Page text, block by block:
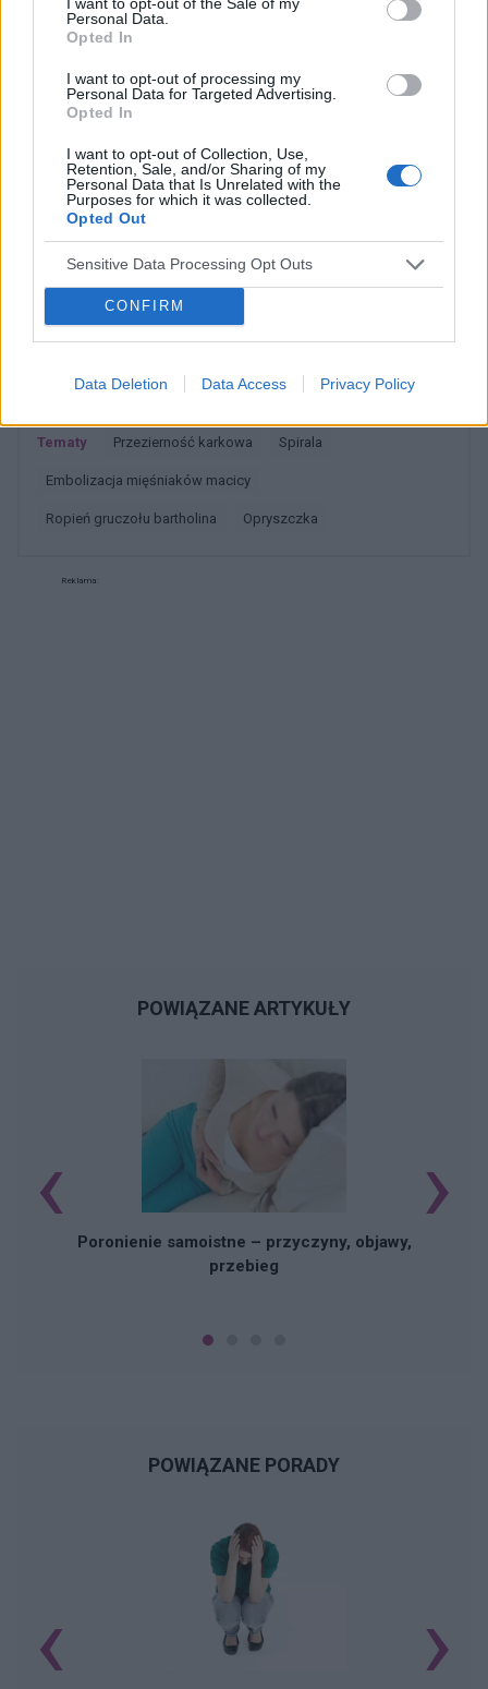
Personal Data.
Opted In
I want to opt-out of processing my
Personal Data for Targeted Advertising.
Opted In
I want to opt-out of Collection, Use,
Retention, Sale, and/or Sharing of my
Personal Data that Is Unrelated with the
Purposes for which it was collected.
Opted Out
Sensitive Data Processing Opt Outs
CONFIRM
Data Deletion Data Access Privacy Policy
Forum:Dla nastolatek
Osocze bogatoplytkowe
Cześć, Z różnymi infekcjami intymnymi
zmagałam sie prawie dwa lata. Po długich
leczeniach udało mi sie z tego wyjść. Jednakze
problem pozostał, czuję ciągły dyskomfort oraz
mam zaczerwienienia w bruzdach między
wargowych. Posiewy są czyste. Lekarka
bogatoplytkowe w te miejsca. Może któraś z
nim wiecej sie wypowiedzieć. Będę wdzięczna
Forum:Ginekologia - forum dla rodziny i
Tematy przezierność karkowa spirala
embolizacja mięśniaków macicy
ropień gruczołu bartholina opryszczka
Reklama:
POWIĄZANE ARTYKUŁY
Poronienie samoistne – przyczyny, objawy,
przebieg
‹ ›
POWIĄZANE PORADY
‹ ›